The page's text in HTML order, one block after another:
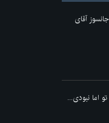
آقای
اما نبودی...